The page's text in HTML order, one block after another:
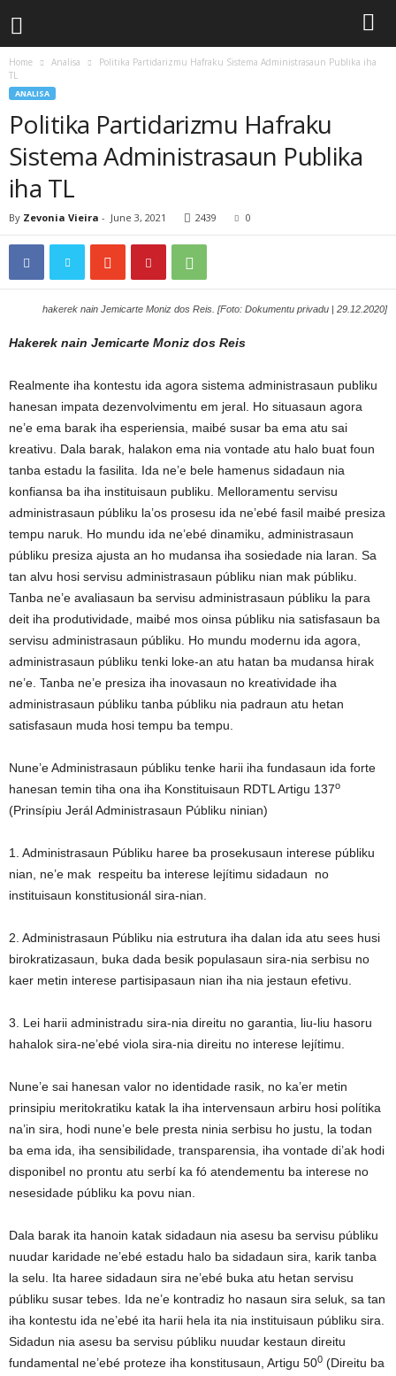
Home Analisa
Politika Partidarizmu Hafraku Sistema Administrasaun Publika iha
TL
ANALISA
Politika Partidarizmu Hafraku
Sistema Administrasaun Publika
iha TL
By Zevonia Vieira - June 3, 2021 2439 0
hakerek nain Jemicarte Moniz dos Reis. [Foto: Dokumentu privadu | 29.12.2020]
Hakerek nain Jemicarte Moniz dos Reis
Realmente iha kontestu ida agora sistema administrasaun publiku
hanesan impata dezenvolvimentu em jeral. Ho situasaun agora
ne’e ema barak iha esperiensia, maibé susar ba ema atu sai
kreativu. Dala barak, halakon ema nia vontade atu halo buat foun
tanba estadu la fasilita. Ida ne’e bele hamenus sidadaun nia
konfiansa ba iha instituisaun publiku. Melloramentu servisu
administrasaun públiku la’os prosesu ida ne’ebé fasil maibé presiza
tempu naruk. Ho mundu ida ne’ebé dinamiku, administrasaun
públiku presiza ajusta an ho mudansa iha sosiedade nia laran. Sa
tan alvu hosi servisu administrasaun públiku nian mak públiku.
Tanba ne’e avaliasaun ba servisu administrasaun públiku la para
deit iha produtividade, maibé mos oinsa públiku nia satisfasaun ba
servisu administrasaun públiku. Ho mundu modernu ida agora,
administrasaun públiku tenki loke-an atu hatan ba mudansa hirak
ne’e. Tanba ne’e presiza iha inovasaun no kreatividade iha
administrasaun públiku tanba públiku nia padraun atu hetan
satisfasaun muda hosi tempu ba tempu.
Nune’e Administrasaun públiku tenke harii iha fundasaun ida forte
hanesan temin tiha ona iha Konstituisaun RDTL Artigu 137o
(Prinsípiu Jerál Administrasaun Públiku ninian)
1. Administrasaun Públiku haree ba prosekusaun interese públiku
nian, ne’e mak respeitu ba interese lejítimu sidadaun no
instituisaun konstitusionál sira-nian.
2. Administrasaun Públiku nia estrutura iha dalan ida atu sees husi
birokratizasaun, buka dada besik populasaun sira-nia serbisu no
kaer metin interese partisipasaun nian iha nia jestaun efetivu.
3. Lei harii administradu sira-nia direitu no garantia, liu-liu hasoru
hahalok sira-ne’ebé viola sira-nia direitu no interese lejítimu.
Nune’e sai hanesan valor no identidade rasik, no ka’er metin
prinsipiu meritokratiku katak la iha intervensaun arbiru hosi polítika
na’in sira, hodi nune’e bele presta ninia serbisu ho justu, la todan
ba ema ida, iha sensibilidade, transparensia, iha vontade di’ak hodi
disponibel no prontu atu serbí ka fó atendementu ba interese no
nesesidade públiku ka povu nian.
Dala barak ita hanoin katak sidadaun nia asesu ba servisu públiku
nuudar karidade ne’ebé estadu halo ba sidadaun sira, karik tanba
la selu. Ita haree sidadaun sira ne’ebé buka atu hetan servisu
públiku susar tebes. Ida ne’e kontradiz ho nasaun sira seluk, sa tan
iha kontestu ida ne’ebé ita harii hela ita nia instituisaun públiku sira.
Sidadun nia asesu ba servisu públiku nuudar kestaun direitu
fundamental ne’ebé proteze iha konstitusaun, Artigu 500 (Direitu ba